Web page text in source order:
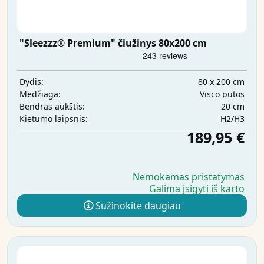
"Sleezzz® Premium" čiužinys 80x200 cm
Dydis:
80 x 200 cm
Medžiaga:
Visco putos
Bendras aukštis:
20 cm
Kietumo laipsnis:
H2/H3
189,95 €
Nemokamas pristatymas
Galima įsigyti iš karto
Sužinokite daugiau